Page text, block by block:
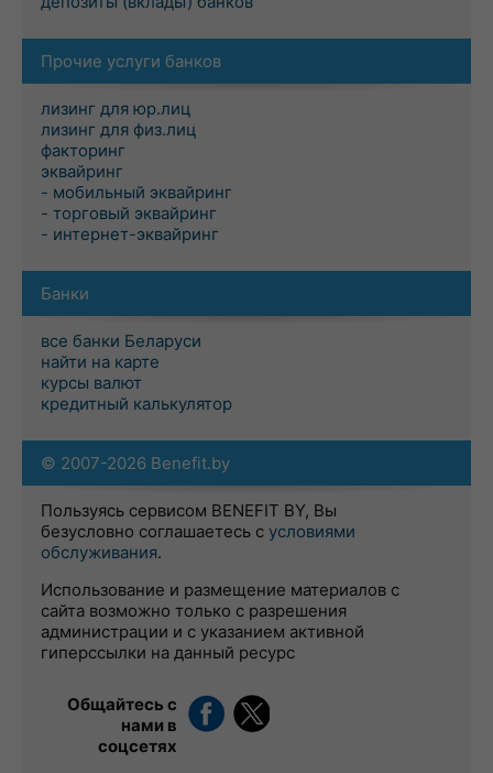
Прочие услуги банков
лизинг для юр.лиц
лизинг для физ.лиц
факторинг
эквайринг
- мобильный эквайринг
- торговый эквайринг
- интернет-эквайринг
Банки
все банки Беларуси
найти на карте
курсы валют
кредитный калькулятор
© 2007-2026 Benefit.by
Пользуясь сервисом BENEFIT BY, Вы
безусловно соглашаетесь с условиями
обслуживания.
Использование и размещение материалов с
сайта возможно только с разрешения
администрации и с указанием активной
гиперссылки на данный ресурс
Общайтесь с
нами в
соцсетях